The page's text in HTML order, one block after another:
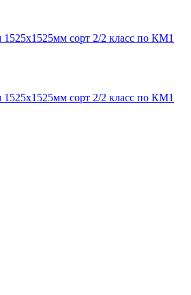
сорт 2/2 класс по КМ1
сорт 2/2 класс по КМ1